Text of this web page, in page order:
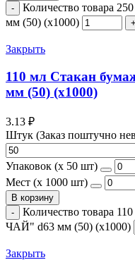
Количество товара
мм (50) (х1000)
Закрыть
110 мл Стакан
мм (50) (х1000)
3.13 ₽
Штук (Заказ поштучно
Упаковок (x 50 шт)
Мест (x 1000 шт)
В корзину
Количество товара
ЧАЙ" d63 мм (50) (х1000)
Закрыть